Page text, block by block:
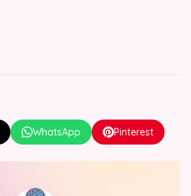
WhatsApp Pinterest